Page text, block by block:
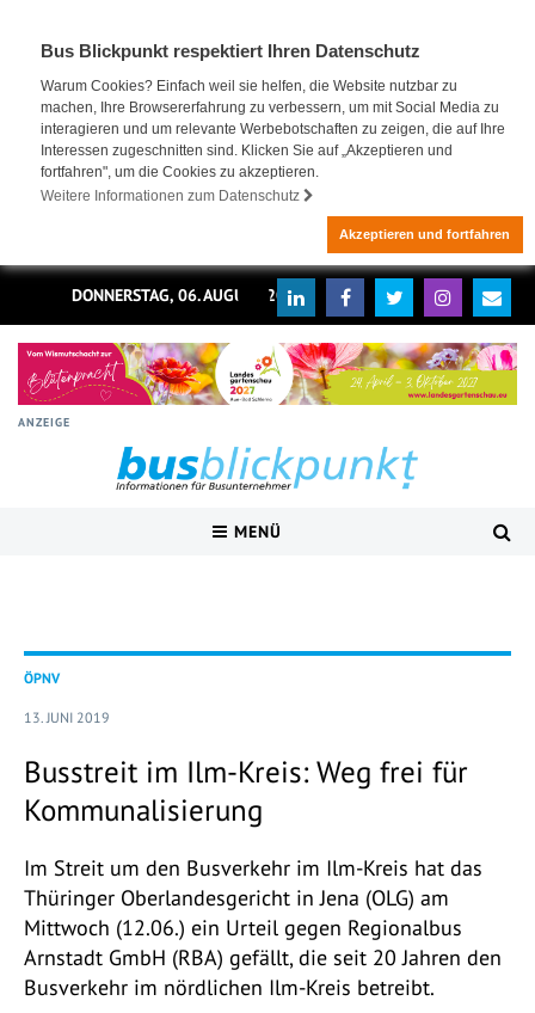
Bus Blickpunkt respektiert Ihren Datenschutz
Warum Cookies? Einfach weil sie helfen, die Website nutzbar zu
machen, Ihre Browsererfahrung zu verbessern, um mit Social Media zu
interagieren und um relevante Werbebotschaften zu zeigen, die auf Ihre
Interessen zugeschnitten sind. Klicken Sie auf „Akzeptieren und
fortfahren", um die Cookies zu akzeptieren.
Weitere Informationen zum Datenschutz
Akzeptieren und fortfahren
DONNERSTAG, 06. AUGUST 2026
ANZEIGE
MENÜ
ÖPNV
13. JUNI 2019
Busstreit im Ilm-Kreis: Weg frei für
Kommunalisierung
Im Streit um den Busverkehr im Ilm-Kreis hat das
Thüringer Oberlandesgericht in Jena (OLG) am
Mittwoch (12.06.) ein Urteil gegen Regionalbus
Arnstadt GmbH (RBA) gefällt, die seit 20 Jahren den
Busverkehr im nördlichen Ilm-Kreis betreibt.